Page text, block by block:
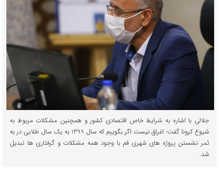
جلالی با اشاره به شرایط خاص اقتصادی کشور و همچنین مشکلات مربوط به
شیوع کرونا گفت: اغراق نیست اگر بگوییم که سال 1399 به یک سال طلایی در به
ثمر نشستن پروژه های شهری قم با وجود همه مشکلات و گرفتاری ها تبدیل
شد.